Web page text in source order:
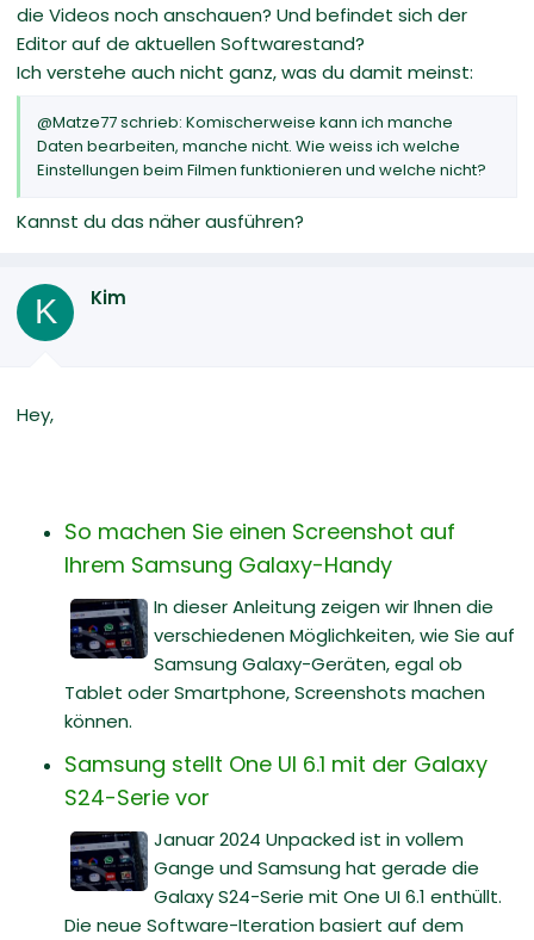
die Videos noch anschauen? Und befindet sich der
Editor auf de aktuellen Softwarestand?
Ich verstehe auch nicht ganz, was du damit meinst:
@Matze77 schrieb: Komischerweise kann ich manche
Daten bearbeiten, manche nicht. Wie weiss ich welche
Einstellungen beim Filmen funktionieren und welche nicht?
Kannst du das näher ausführen?
K Kim
Hey,
So machen Sie einen Screenshot auf
Ihrem Samsung Galaxy-Handy
In dieser Anleitung zeigen wir Ihnen die
verschiedenen Möglichkeiten, wie Sie auf
Samsung Galaxy-Geräten, egal ob
Tablet oder Smartphone, Screenshots machen
können.
Samsung stellt One UI 6.1 mit der Galaxy
S24-Serie vor
Januar 2024 Unpacked ist in vollem
Gange und Samsung hat gerade die
Galaxy S24-Serie mit One UI 6.1 enthüllt.
Die neue Software-Iteration basiert auf dem